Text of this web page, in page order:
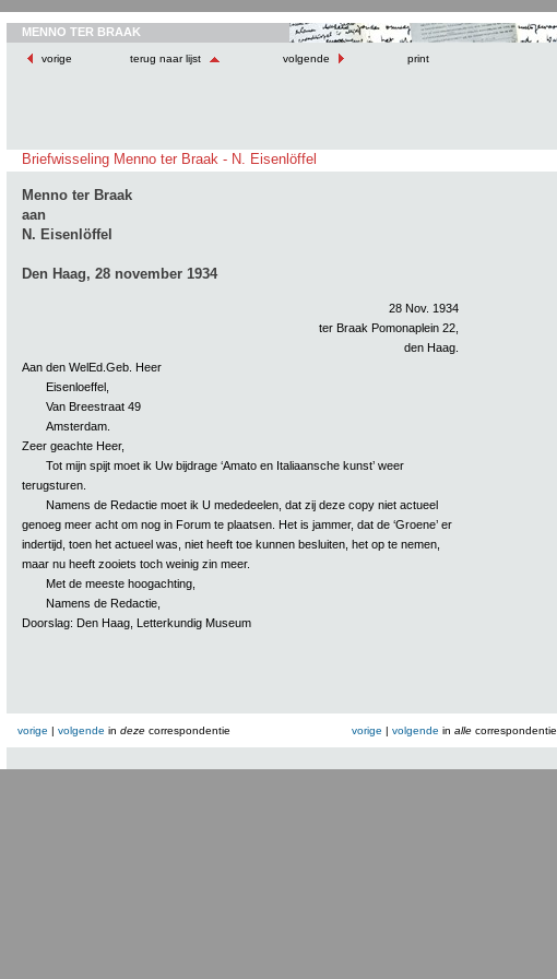
MENNO TER BRAAK
vorige terug naar lijst volgende print
Briefwisseling Menno ter Braak - N. Eisenlöffel
Menno ter Braak
aan
N. Eisenlöffel
Den Haag, 28 november 1934
28 Nov. 1934
ter Braak Pomonaplein 22,
den Haag.
Aan den WelEd.Geb. Heer
Eisenloeffel,
Van Breestraat 49
Amsterdam.
Zeer geachte Heer,
Tot mijn spijt moet ik Uw bijdrage ‘Amato en Italiaansche kunst’ weer
terugsturen.
Namens de Redactie moet ik U mededeelen, dat zij deze copy niet actueel
genoeg meer acht om nog in Forum te plaatsen. Het is jammer, dat de ‘Groene’ er
indertijd, toen het actueel was, niet heeft toe kunnen besluiten, het op te nemen,
maar nu heeft zooiets toch weinig zin meer.
Met de meeste hoogachting,
Namens de Redactie,
Doorslag: Den Haag, Letterkundig Museum
vorige | volgende in dezecorrespondentie vorige | volgende in allecorrespondentie